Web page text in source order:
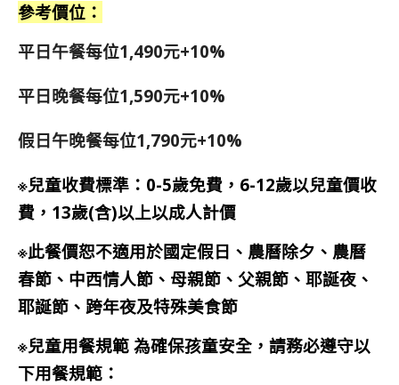
參考價位：
平日午餐每位1,490元+10%
平日晚餐每位1,590元+10%
假日午晚餐每位1,790元+10%
※兒童收費標準：0-5歲免費，6-12歲以兒童價收
費，13歲(含)以上以成人計價
※此餐價恕不適用於國定假日、農曆除夕、農曆
春節、中西情人節、母親節、父親節、耶誕夜、
耶誕節、跨年夜及特殊美食節
※兒童用餐規範 為確保孩童安全，請務必遵守以
下用餐規範：